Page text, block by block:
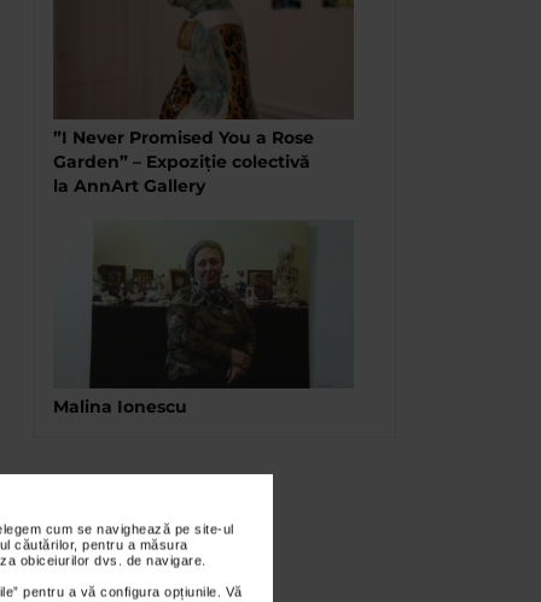
cum se navighează pe site-ul
căutărilor, pentru a măsura
obiceiurilor dvs. de navigare.
pentru a vă configura opțiunile. Vă
”I Never Promised You a Rose
Garden” – Expoziție colectivă
la AnnArt Gallery
Malina Ionescu